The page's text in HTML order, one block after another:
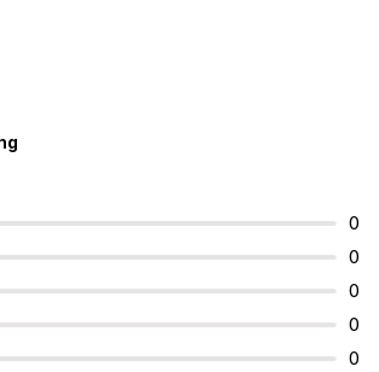
Massenversand
Versand Globales Fulfillment
0
0
0
0
0